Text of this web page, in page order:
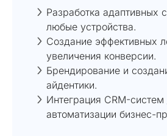
Разработка адаптивных
любые устройства.
Создание эффективных
увеличения конверсии.
Брендирование и
айдентики.
Интеграция CRM-систем
автоматизации бизнес-